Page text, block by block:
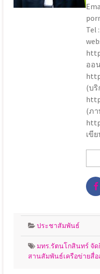
Tel
ออ
(บ
(ภ
เขี
ประชาสัมพันธ์
มทร.รัตนโกสินทร์ จั
สานสัมพันธ์เครือข่ายสื่อ